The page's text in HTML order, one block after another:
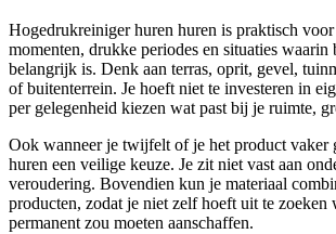
Hogedrukreiniger huren huren is praktisch
momenten, drukke periodes en situaties waarin
belangrijk is. Denk aan terras, oprit, gevel,
of buitenterrein. Je hoeft niet te investeren in
per gelegenheid kiezen wat past bij je ruimte,
Ook wanneer je twijfelt of je het product vaker
huren een veilige keuze. Je zit niet vast aan
veroudering. Bovendien kun je materiaal
producten, zodat je niet zelf hoeft uit te zoeken
permanent zou moeten aanschaffen.